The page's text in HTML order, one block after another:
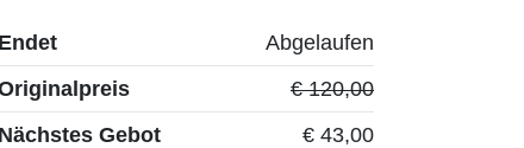
Endet
Abgelaufen
€ 120,00
Nächstes Gebot
€ 43,00